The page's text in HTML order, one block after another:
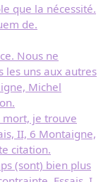
que la nécessité.
de.
Nous ne
les uns aux autres
Michel
mort, je trouve
II, 6 Montaigne,
citation.
(sont) bien plus